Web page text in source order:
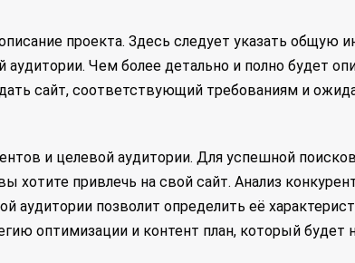
проекта. Здесь следует указать общую
Чем более детально и полно будет
сайт, соответствующий требованиям и
и целевой аудитории. Для успешной
хотите привлечь на свой сайт. Анализ
позволит определить её
оптимизации и контент план, который